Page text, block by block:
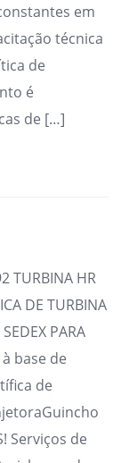
em
técnica
de
é
de […]
TURBINA HR
DE TURBINA
PARA
base de
de
Serviços de